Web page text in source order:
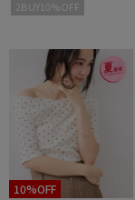
2BUY10%OFF
10%OFF